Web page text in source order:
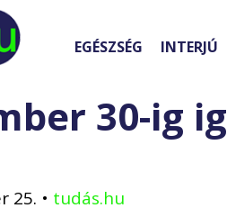
EGÉSZSÉG INTERJÚ
30-ig
25. • tudás.hu